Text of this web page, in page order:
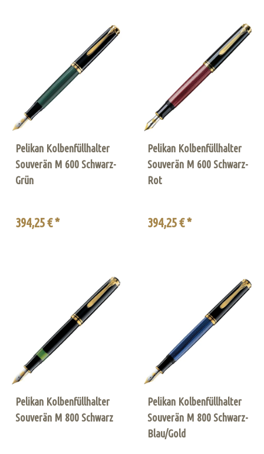
Pelikan Kolbenfüllhalter
Souverän M 600 Schwarz-
Grün
394,25 € *
Pelikan Kolbenfüllhalter
Souverän M 600 Schwarz-
Rot
394,25 € *
Pelikan Kolbenfüllhalter
Souverän M 800 Schwarz
Pelikan Kolbenfüllhalter
Souverän M 800 Schwarz-
Blau/Gold